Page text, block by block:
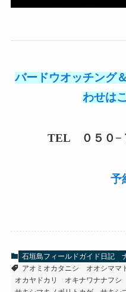
バードウオッチング
わせは
TEL ０５０−
予
石垣島フィールドガイド日記
アオミオカタニシ
オオシママ
オカヤドカリ
オキナワナナフシ